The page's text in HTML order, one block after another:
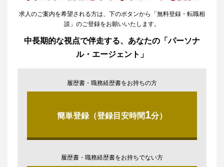
求人のご案内を希望される方は、下のボタンから「無料登録・転職相
談」のご登録をお願いいたします。
中長期的な視点で伴走する、あなたの「パーソナ
ル・エージェント」
履歴書・職務経歴書をお持ちの方
簡単登録（登録目安時間1分）
履歴書・職務経歴書をお持ちでない方